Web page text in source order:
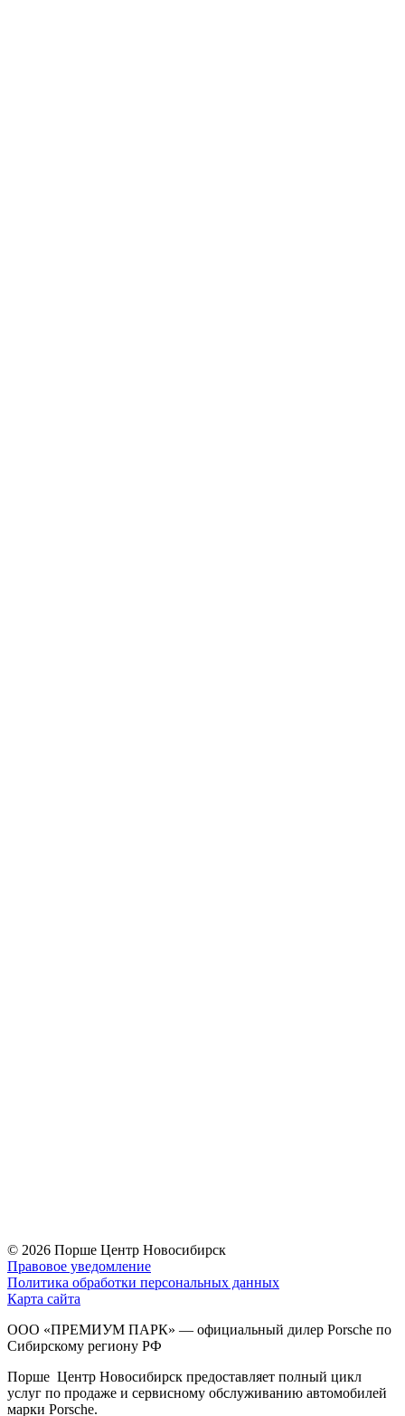
© 2026 Порше Центр Новосибирск
Правовое уведомление
Политика обработки персональных данных
Карта сайта
ООО «ПРЕМИУМ ПАРК» — официальный дилер Porsche по
Сибирскому региону РФ
Порше Центр Новосибирск предоставляет полный цикл
услуг по продаже и сервисному обслуживанию автомобилей
марки Porsche.